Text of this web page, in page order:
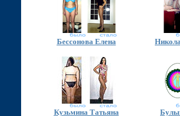
Бессонова Елена
Кузьмина Татьяна